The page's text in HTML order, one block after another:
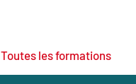
Toutes les formations